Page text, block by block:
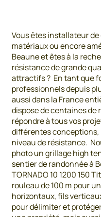
Vous êtes installateur
matériaux ou encore
Beaune et êtes à la
résistance de grande
attractifs ? En tant que
professionnels depuis
aussi dans la France
dispose de centaines
répondre à tous vos
différentes
niveau de résistance.
photo un grillage high
sentier de randonnée à
TORNADO 10 1200 150
rouleau de 100 m pour
horizontaux, fils
pour délimiter et